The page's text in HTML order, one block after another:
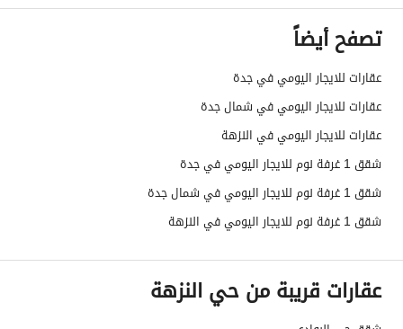
تصفح أيضاً
عقارات للايجار اليومي في جدة
عقارات للايجار اليومي في شمال جدة
عقارات للايجار اليومي في النزهة
شقق 1 غرفة نوم للايجار اليومي في جدة
شقق 1 غرفة نوم للايجار اليومي في شمال جدة
شقق 1 غرفة نوم للايجار اليومي في النزهة
عقارات قريبة من حي النزهة